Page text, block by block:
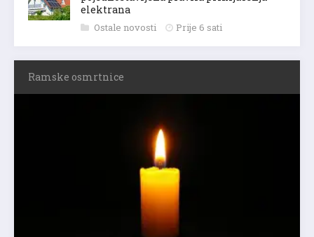
elektrana
Ostale novosti Prije 6 sati
Ramske osmrtnice